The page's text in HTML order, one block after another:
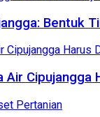
Bentuk
Cipujangga